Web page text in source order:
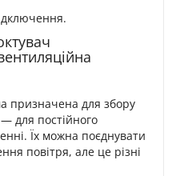
призначена для збору
для постійного
Їх можна поєднувати
повітря, але це різні